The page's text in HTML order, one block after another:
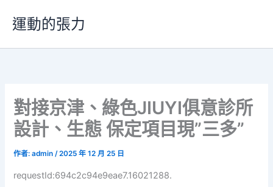
要
運動的張力
對接京津、綠色JIUYI俱意診所
設計、生態 保定項目現”三多”
作者:admin/2025 年 12 月 25 日
requestId:694c2c94e9eae7.16021288.